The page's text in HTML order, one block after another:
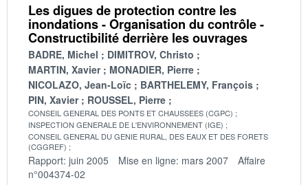
Les digues de protection contre les
inondations - Organisation du contrôle -
Constructibilité derrière les ouvrages
BADRE, Michel
DIMITROV, Christo
MARTIN, Xavier
MONADIER, Pierre
NICOLAZO, Jean-Loïc
BARTHELEMY, François
PIN, Xavier
ROUSSEL, Pierre
CONSEIL GENERAL DES PONTS ET CHAUSSEES (CGPC)
INSPECTION GENERALE DE L'ENVIRONNEMENT (IGE)
CONSEIL GENERAL DU GENIE RURAL, DES EAUX ET DES FORETS
(CGGREF)
Rapport: juin 2005 Mise en ligne: mars 2007
Affaire
n°004374-02